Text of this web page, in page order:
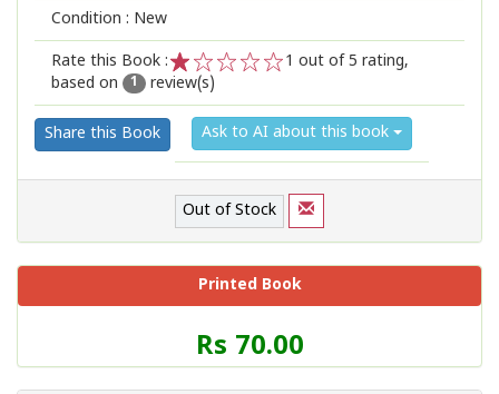
Condition : New
Rate this Book :
2
1
1 out of 5 rating,
based on
1 review(s)
Share this Book Ask to AI about this book
Out of Stock
Printed Book
Price
of
Rs 70.00